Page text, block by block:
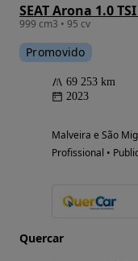
SEAT Arona 1.0
999 cm3 • 95 cv
Promovido
69 253 km
2023
Malveira e São
Profissional •
Quercar